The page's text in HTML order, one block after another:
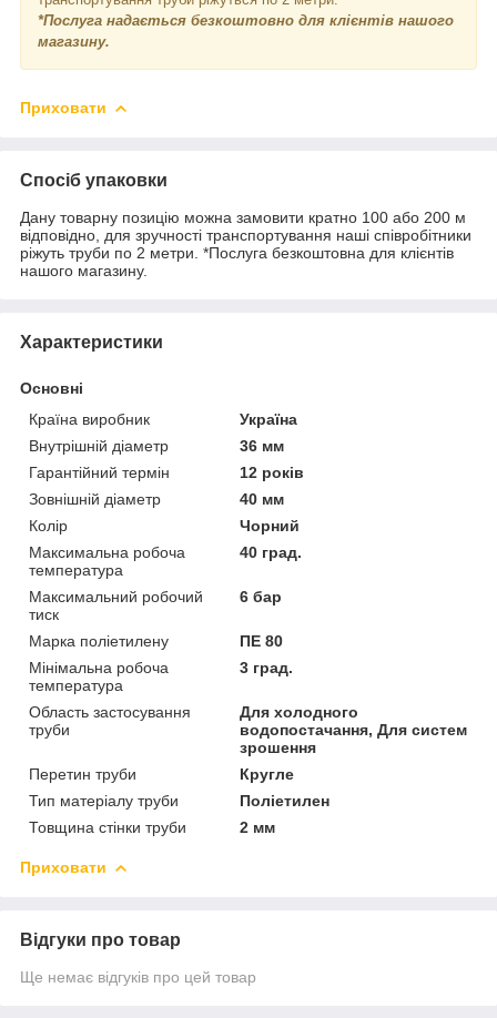
*Послуга надається безкоштовно для клієнтів нашого
магазину.
Приховати
Спосіб упаковки
Дану товарну позицію можна замовити кратно 100 або 200 м
відповідно, для зручності транспортування наші співробітники
ріжуть труби по 2 метри. *Послуга безкоштовна для клієнтів
нашого магазину.
Характеристики
Основні
Країна виробник
Україна
Внутрішній діаметр
36 мм
Гарантійний термін
12 років
Зовнішній діаметр
40 мм
Колір
Чорний
Максимальна робоча
температура
40 град.
Максимальний робочий
тиск
6 бар
Марка поліетилену
ПЕ 80
Мінімальна робоча
температура
3 град.
Область застосування
труби
Для холодного
водопостачання, Для систем
зрошення
Перетин труби
Кругле
Тип матеріалу труби
Поліетилен
Товщина стінки труби
2 мм
Приховати
Відгуки про товар
Ще немає відгуків про цей товар